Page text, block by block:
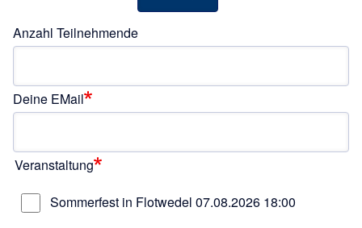
Anzahl Teilnehmende
Deine EMail
Veranstaltung
Sommerfest in Flotwedel 07.08.2026 18:00